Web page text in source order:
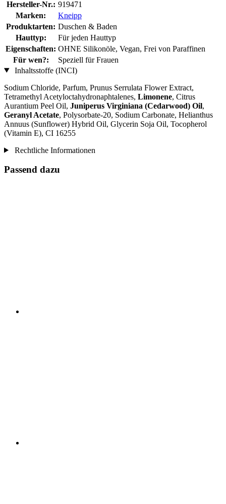
Hersteller-Nr.: 919471
Marken:
Kneipp
Produktarten: Duschen & Baden
Hauttyp:
Für jeden Hauttyp
Eigenschaften: OHNE Silikonöle, Vegan, Frei von Paraffinen
Für wen?:
Speziell für Frauen
Inhaltsstoffe (INCI)
Sodium Chloride, Parfum, Prunus Serrulata Flower Extract,
Tetramethyl Acetyloctahydronaphtalenes, Limonene, Citrus
Aurantium Peel Oil, Juniperus Virginiana (Cedarwood) Oil,
Geranyl Acetate, Polysorbate-20, Sodium Carbonate, Helianthus
Annuus (Sunflower) Hybrid Oil, Glycerin Soja Oil, Tocopherol
(Vitamin E), CI 16255
Rechtliche Informationen
Passend dazu